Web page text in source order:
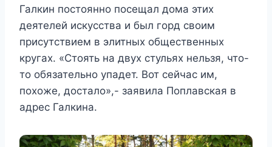
Галкин постоянно посещал дома этих
деятелей искусства и был горд своим
присутствием в элитных общественных
кругах. «Стоять на двух стульях нельзя, что-
то обязательно упадет. Вот сейчас им,
похоже, достало»,- заявила Поплавская в
адрес Галкина.